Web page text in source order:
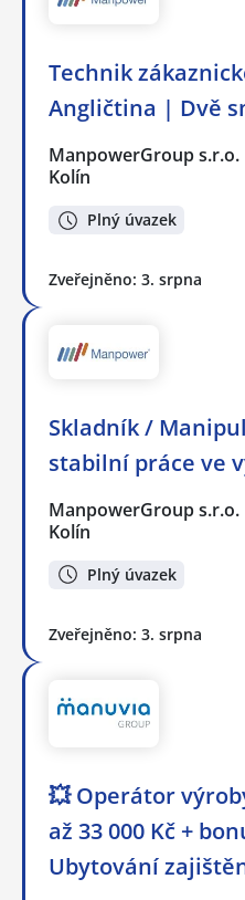
Technik
Angličtina | Dvě
ManpowerGroup s.r.o.
Kolín
Plný úvazek
Zveřejněno: 3. srpna
Skladník /
stabilní práce ve
ManpowerGroup s.r.o.
Kolín
Plný úvazek
Zveřejněno: 3. srpna
💥 Operátor
až 33 000 Kč +
Ubytování